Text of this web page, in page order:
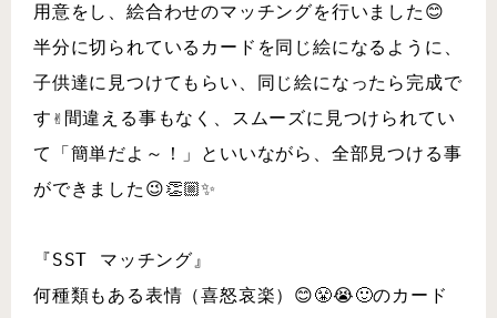
用意をし、絵合わせのマッチングを行いました😊
半分に切られているカードを同じ絵になるように、
子供達に見つけてもらい、同じ絵になったら完成で
す✌️間違える事もなく、スムーズに見つけられてい
て「簡単だよ～！」といいながら、全部見つける事
ができました😉👏🏼✨
『SST マッチング』
何種類もある表情（喜怒哀楽）😊😤😭🙂のカード